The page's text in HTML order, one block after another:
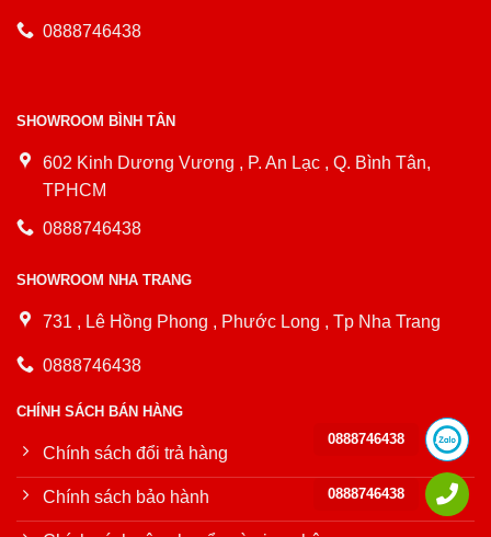
0888746438
SHOWROOM BÌNH TÂN
602 Kinh Dương Vương , P. An Lạc , Q. Bình Tân,
TPHCM
0888746438
SHOWROOM NHA TRANG
731 , Lê Hồng Phong , Phước Long , Tp Nha Trang
0888746438
CHÍNH SÁCH BÁN HÀNG
Chính sách đổi trả hàng
Chính sách bảo hành
0888746438
0888746438